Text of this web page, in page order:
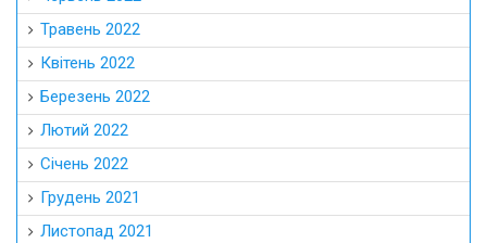
Травень 2022
Квітень 2022
Березень 2022
Лютий 2022
Січень 2022
Грудень 2021
Листопад 2021